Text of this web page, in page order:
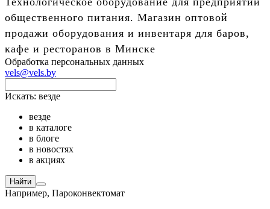
общественного питания. Магазин оптовой
продажи оборудования и инвентаря для баров,
кафе и ресторанов в Минске
Обработка персональных данных
vels@vels.by
Искать: везде
везде
в каталоге
в блоге
в новостях
в акциях
Найти
Например, Пароконвектомат